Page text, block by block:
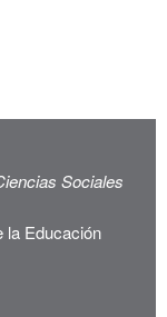
Sociales
la Educación